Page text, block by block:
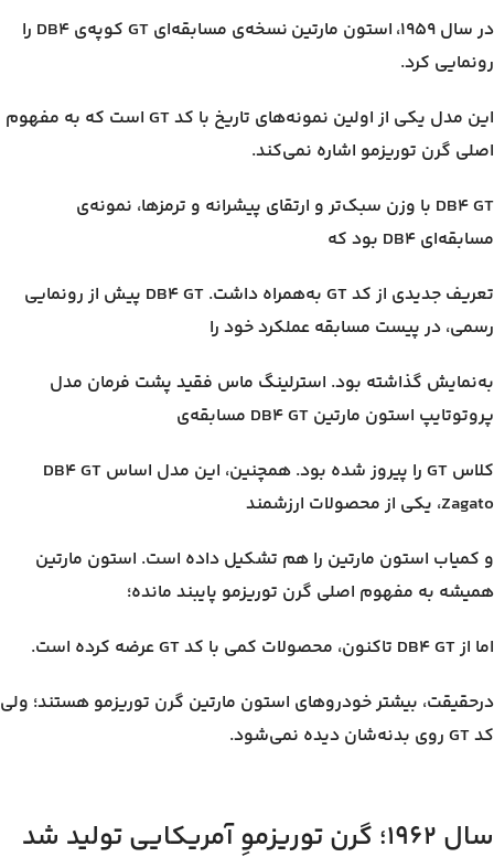
در سال ۱۹۵۹، استون مارتین نسخه‌ی مسابقه‌ای GT کوپه‌ی DB4 را
رونمایی کرد.
این مدل یکی از اولین نمونه‌های تاریخ با کد GT است که به مفهوم
اصلی گرن توریزمو اشاره نمی‌کند.
DB4 GT با وزن سبک‌تر و ارتقای پیشرانه و ترمزها، نمونه‌ی
مسابقه‌ای DB4 بود که
تعریف جدیدی از کد GT به‌همراه داشت. DB4 GT پیش از رونمایی
رسمی، در پیست مسابقه عملکرد خود را
به‌نمایش گذاشته بود. استرلینگ ماس فقید پشت فرمان مدل
پروتوتایپ استون مارتین DB4 GT مسابقه‌ی
کلاس GT را پیروز شده بود. همچنین، این مدل اساس DB4 GT
Zagato، یکی از محصولات ارزشمند
و کمیاب‌ استون مارتین را هم تشکیل داده است. استون مارتین
همیشه به مفهوم اصلی گرن توریزمو پایبند مانده؛
اما از DB4 GT تاکنون، محصولات کمی با کد GT عرضه کرده است.
درحقیقت، بیشتر خودروهای استون مارتین گرن توریزمو هستند؛ ولی
کد GT روی بدنه‌شان دیده نمی‌شود.
سال ۱۹۶۲؛ گرن توریزموِ آمریکایی تولید شد